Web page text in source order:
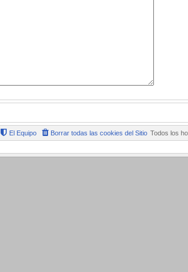
Todos los
Borrar todas las cookies del Sitio
El Equipo